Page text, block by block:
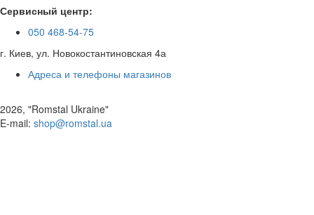
Сервисный центр:
050 468-54-75
г. Киев, ул. Новокостантиновская 4а
Адреса и телефоны магазинов
2026, "Romstal Ukraine"
​E-mail: shop@romstal.ua